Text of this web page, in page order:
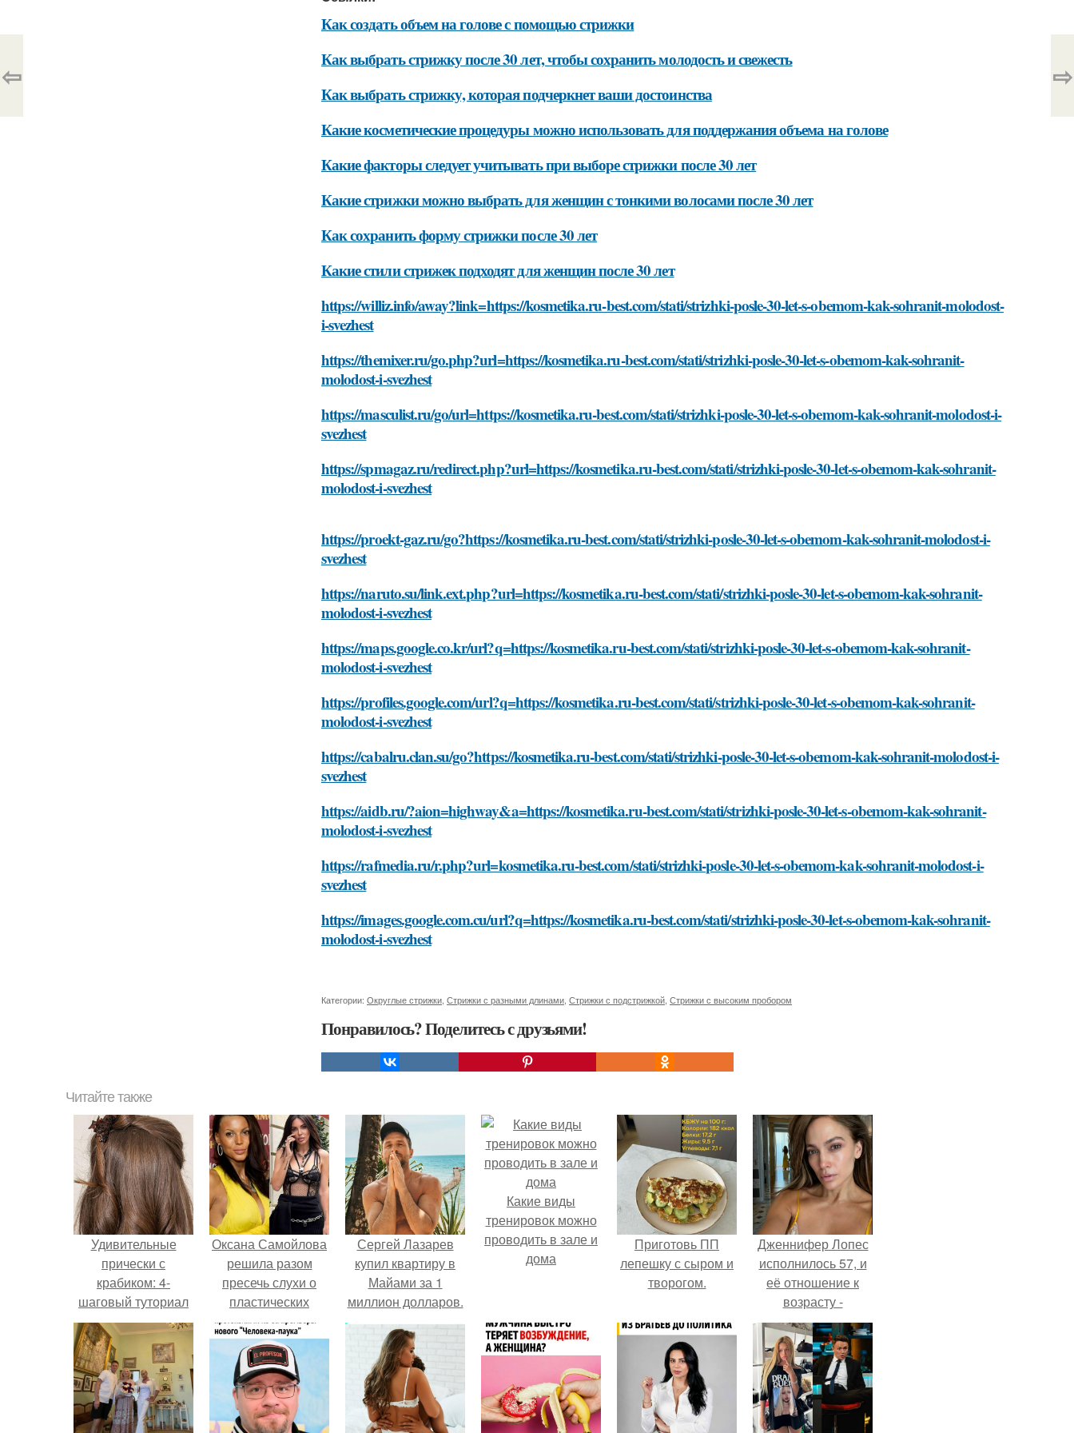
Как создать объем на голове с помощью стрижки
Как выбрать стрижку после 30 лет, чтобы сохранить молодость и свежесть
Как выбрать стрижку, которая подчеркнет ваши достоинства
Какие косметические процедуры можно использовать для поддержания объема на голове
Какие факторы следует учитывать при выборе стрижки после 30 лет
Какие стрижки можно выбрать для женщин с тонкими волосами после 30 лет
Как сохранить форму стрижки после 30 лет
Какие стили стрижек подходят для женщин после 30 лет
https://williz.info/away?link=https://kosmetika.ru-best.com/stati/strizhki-posle-30-let-s-obemom-kak-sohranit-molodost-
i-svezhest
https://themixer.ru/go.php?url=https://kosmetika.ru-best.com/stati/strizhki-posle-30-let-s-obemom-kak-sohranit-
molodost-i-svezhest
https://masculist.ru/go/url=https://kosmetika.ru-best.com/stati/strizhki-posle-30-let-s-obemom-kak-sohranit-molodost-i-
svezhest
https://spmagaz.ru/redirect.php?url=https://kosmetika.ru-best.com/stati/strizhki-posle-30-let-s-obemom-kak-sohranit-
molodost-i-svezhest
https://proekt-gaz.ru/go?https://kosmetika.ru-best.com/stati/strizhki-posle-30-let-s-obemom-kak-sohranit-molodost-i-
svezhest
https://naruto.su/link.ext.php?url=https://kosmetika.ru-best.com/stati/strizhki-posle-30-let-s-obemom-kak-sohranit-
molodost-i-svezhest
https://maps.google.co.kr/url?q=https://kosmetika.ru-best.com/stati/strizhki-posle-30-let-s-obemom-kak-sohranit-
molodost-i-svezhest
https://profiles.google.com/url?q=https://kosmetika.ru-best.com/stati/strizhki-posle-30-let-s-obemom-kak-sohranit-
molodost-i-svezhest
https://cabalru.clan.su/go?https://kosmetika.ru-best.com/stati/strizhki-posle-30-let-s-obemom-kak-sohranit-molodost-i-
svezhest
https://aidb.ru/?aion=highway&a=https://kosmetika.ru-best.com/stati/strizhki-posle-30-let-s-obemom-kak-sohranit-
molodost-i-svezhest
https://rafmedia.ru/r.php?url=kosmetika.ru-best.com/stati/strizhki-posle-30-let-s-obemom-kak-sohranit-molodost-i-
svezhest
https://images.google.com.cu/url?q=https://kosmetika.ru-best.com/stati/strizhki-posle-30-let-s-obemom-kak-sohranit-
molodost-i-svezhest
Категории: Округлые стрижки Стрижки с разными длинами Стрижки с подстрижкой Стрижки с высоким пробором
Понравилось? Поделитесь с друзьями!
⇦ ⇨
Читайте также
Удивительные
прически с
крабиком: 4-
шаговый туториал
для красоты
Оксана Самойлова
решила разом
пресечь слухи о
пластических
операциях и
публично
прояснила
ситуацию.
Сергей Лазарев
купил квартиру в
Майами за 1
миллион долларов.
Какие виды
тренировок можно
проводить в зале и
дома
Приготовь ПП
лепешку с сыром и
творогом.
Дженнифер Лопес
исполнилось 57, и
её отношение к
возрасту -
настоящий
манифест
уверенности: "не
говорите, что я
отлично выгляжу
для 57.